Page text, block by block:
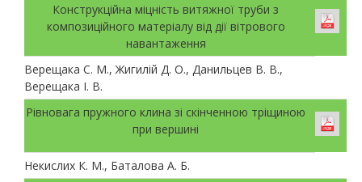
Конструкційна міцність витяжної труби з
композиційного матеріалу від дії вітрового
навантаження
Верещака С. М., Жигилій Д. О., Данильцев В. В.,
Верещака І. В.
Рівновага пружного клина зі скінченною тріщиною
при вершині
Некислих К. М., Баталова А. Б.